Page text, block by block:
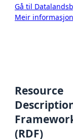
Gå til
Meir informasjon
Resource
(RDF)